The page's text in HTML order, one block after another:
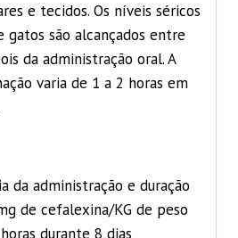
e tecidos. Os níveis séricos
gatos são alcançados entre
da administração oral. A
varia de 1 a 2 horas em
da administração e duração
de cefalexina/KG de peso
durante 8 dias